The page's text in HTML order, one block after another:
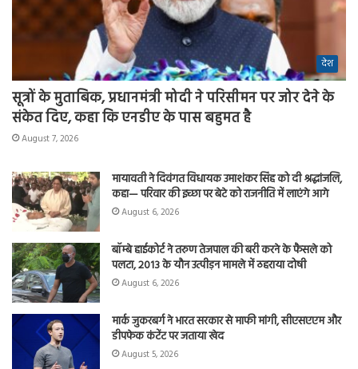
देश
सूत्रों के मुताबिक, प्रधानमंत्री मोदी ने परिसीमन पर जोर देने के
संकेत दिए, कहा कि एनडीए के पास बहुमत है
August 7, 2026
मायावती ने दिवंगत विधायक उमाशंकर सिंह को दी श्रद्धांजलि,
कहा— परिवार की इच्छा पर बेटे को राजनीति में लाएंगे आगे
August 6, 2026
बॉम्बे हाईकोर्ट ने तरुण तेजपाल की बरी करने के फैसले को
पलटा, 2013 के यौन उत्पीड़न मामले में ठहराया दोषी
August 6, 2026
मार्क जुकरबर्ग ने भारत सरकार से माफी मांगी, सीएसएएम और
डीपफेक कंटेंट पर जताया खेद
August 5, 2026